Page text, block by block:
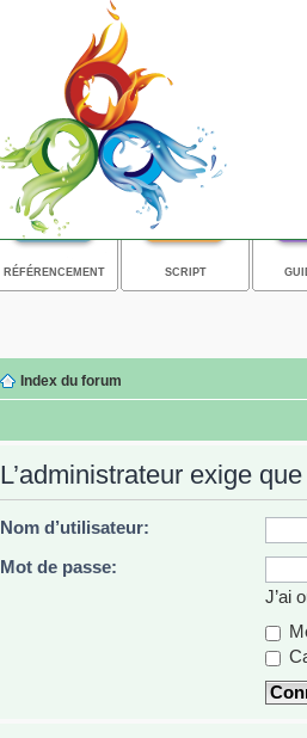
RÉFÉRENCEMENT SCRIPT
Index du forum
L’administrateur exige
Nom d’utilisateur:
Mot de passe:
J’ai